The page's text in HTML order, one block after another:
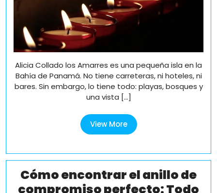
Alicia Collado los Amarres es una pequeña isla en la
Bahía de Panamá. No tiene carreteras, ni hoteles, ni
bares. Sin embargo, lo tiene todo: playas, bosques y
una vista [...]
View MoreView
More
Cómo encontrar el anillo de
compromiso perfecto: Todo